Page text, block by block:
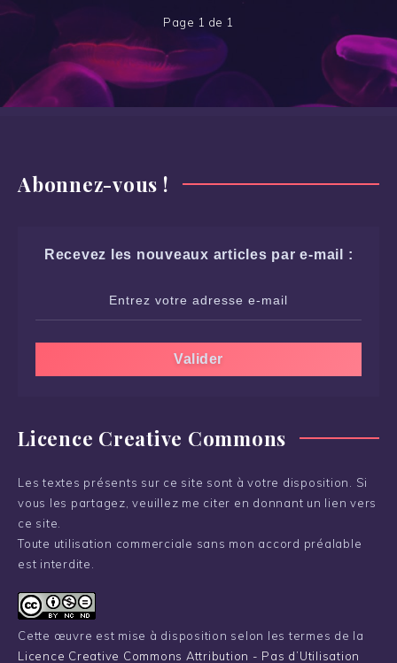
Page 1 de 1
Abonnez-vous !
Recevez les nouveaux articles par e-mail :
Licence Creative Commons
Les textes présents sur ce site sont à votre disposition. Si
vous les partagez, veuillez me citer en donnant un lien vers
ce site.
Toute utilisation commerciale sans mon accord préalable
est interdite.
Cette œuvre est mise à disposition selon les termes de la
Licence Creative Commons Attribution - Pas d’Utilisation